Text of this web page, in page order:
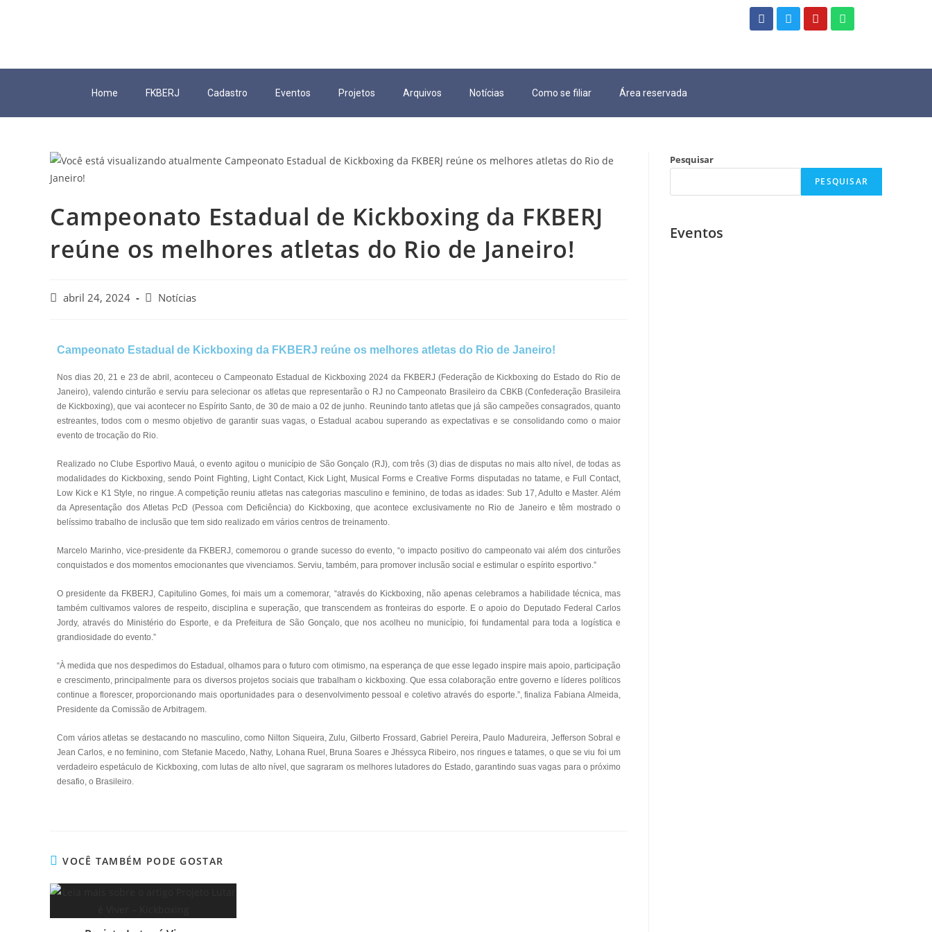
Home FKBERJ Cadastro Eventos Projetos Arquivos Notícias Como se filiar Área reservada
Campeonato Estadual de Kickboxing da FKBERJ
reúne os melhores atletas do Rio de Janeiro!
abril 24, 2024 Notícias
Campeonato Estadual de Kickboxing da FKBERJ reúne os melhores atletas do Rio de Janeiro!
Nos dias 20, 21 e 23 de abril, aconteceu o Campeonato Estadual de Kickboxing 2024 da FKBERJ (Federação de Kickboxing do Estado do Rio de
Janeiro), valendo cinturão e serviu para selecionar os atletas que representarão o RJ no Campeonato Brasileiro da CBKB (Confederação Brasileira
de Kickboxing), que vai acontecer no Espírito Santo, de 30 de maio a 02 de junho. Reunindo tanto atletas que já são campeões consagrados, quanto
estreantes, todos com o mesmo objetivo de garantir suas vagas, o Estadual acabou superando as expectativas e se consolidando como o maior
evento de trocação do Rio.
Realizado no Clube Esportivo Mauá, o evento agitou o município de São Gonçalo (RJ), com três (3) dias de disputas no mais alto nível, de todas as
modalidades do Kickboxing, sendo Point Fighting, Light Contact, Kick Light, Musical Forms e Creative Forms disputadas no tatame, e Full Contact,
Low Kick e K1 Style, no ringue. A competição reuniu atletas nas categorias masculino e feminino, de todas as idades: Sub 17, Adulto e Master. Além
da Apresentação dos Atletas PcD (Pessoa com Deficiência) do Kickboxing, que acontece exclusivamente no Rio de Janeiro e têm mostrado o
belíssimo trabalho de inclusão que tem sido realizado em vários centros de treinamento.
Marcelo Marinho, vice-presidente da FKBERJ, comemorou o grande sucesso do evento, “o impacto positivo do campeonato vai além dos cinturões
conquistados e dos momentos emocionantes que vivenciamos. Serviu, também, para promover inclusão social e estimular o espírito esportivo.”
O presidente da FKBERJ, Capitulino Gomes, foi mais um a comemorar, “através do Kickboxing, não apenas celebramos a habilidade técnica, mas
também cultivamos valores de respeito, disciplina e superação, que transcendem as fronteiras do esporte. E o apoio do Deputado Federal Carlos
Jordy, através do Ministério do Esporte, e da Prefeitura de São Gonçalo, que nos acolheu no município, foi fundamental para toda a logística e
grandiosidade do evento.”
“À medida que nos despedimos do Estadual, olhamos para o futuro com otimismo, na esperança de que esse legado inspire mais apoio, participação
e crescimento, principalmente para os diversos projetos sociais que trabalham o kickboxing. Que essa colaboração entre governo e líderes políticos
continue a florescer, proporcionando mais oportunidades para o desenvolvimento pessoal e coletivo através do esporte.”, finaliza Fabiana Almeida,
Presidente da Comissão de Arbitragem.
Com vários atletas se destacando no masculino, como Nilton Siqueira, Zulu, Gilberto Frossard, Gabriel Pereira, Paulo Madureira, Jefferson Sobral e
Jean Carlos, e no feminino, com Stefanie Macedo, Nathy, Lohana Ruel, Bruna Soares e Jhéssyca Ribeiro, nos ringues e tatames, o que se viu foi um
verdadeiro espetáculo de Kickboxing, com lutas de alto nível, que sagraram os melhores lutadores do Estado, garantindo suas vagas para o próximo
desafio, o Brasileiro.
VOCÊ TAMBÉM PODE GOSTAR
Pesquisar
PESQUISAR
Eventos